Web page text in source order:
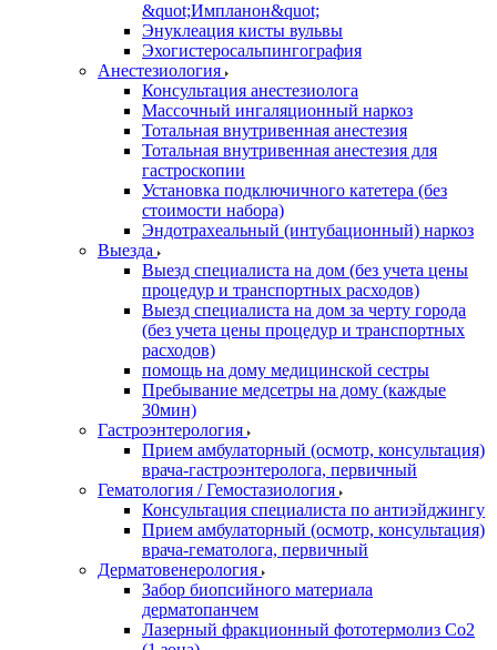
&quot;Импланон&quot;
Энуклеация кисты вульвы
Эхогистеросальпингография
Анестезиология
Консультация анестезиолога
Массочный ингаляционный наркоз
Тотальная внутривенная анестезия
Тотальная внутривенная анестезия для
гастроскопии
Установка подключичного катетера (без
стоимости набора)
Эндотрахеальный (интубационный) наркоз
Выезда
Выезд специалиста на дом (без учета цены
процедур и транспортных расходов)
Выезд специалиста на дом за черту города
(без учета цены процедур и транспортных
расходов)
помощь на дому медицинской сестры
Пребывание медсетры на дому (каждые
30мин)
Гастроэнтерология
Прием амбулаторный (осмотр, консультация)
врача-гастроэнтеролога, первичный
Гематология / Гемостазиология
Консультация специалиста по антиэйджингу
Прием амбулаторный (осмотр, консультация)
врача-гематолога, первичный
Дерматовенерология
Забор биопсийного материала
дерматопанчем
Лазерный фракционный фототермолиз Со2